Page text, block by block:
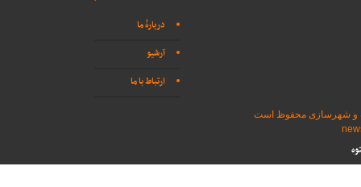
دربارهٔ ما
آرشیو
ارتباط با ما
و شهرسازی محفوظ است